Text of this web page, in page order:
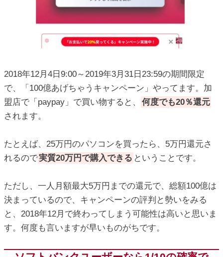
2018年12月4日9:00～2019年3月31日23:59の期間限定
で、「100億あげちゃうキャンペーン」やってます。加
盟店で「paypay」で買い物すると、
何度でも20％還元
されます。
たとえば、25万円のパソコンを買ったら、5万円還元さ
れるので実質20万円で購入できる ということです。
ただし、一人月額最大5万円までの還元で、総額100億は
決まっているので、キャンペーンの評判と勢いをみる
と、2018年12月で終わってしまう可能性は高いと思いま
す。何度も言いますが早いものがちです。